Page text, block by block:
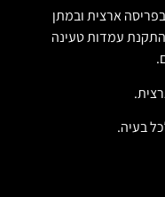
ארצית ובמתן
עמדות טעינה